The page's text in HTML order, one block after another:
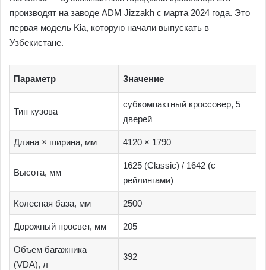
производят на заводе ADM Jizzakh с марта 2024 года. Это
первая модель Kia, которую начали выпускать в
Узбекистане.
Параметр Значение
Тип кузова
субкомпактный кроссовер, 5
дверей
Длина × ширина, мм 4120 × 1790
Высота, мм
1625 (Classic) / 1642 (с
рейлингами)
Колесная база, мм 2500
Дорожный просвет, мм 205
Объем багажника
(VDA), л
392